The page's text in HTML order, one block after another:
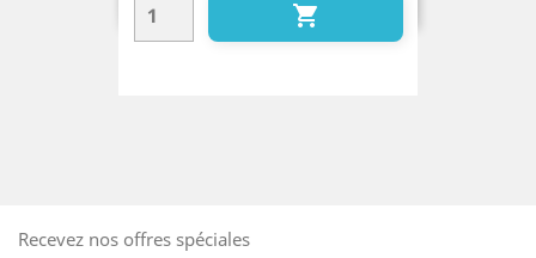

Recevez nos offres spéciales